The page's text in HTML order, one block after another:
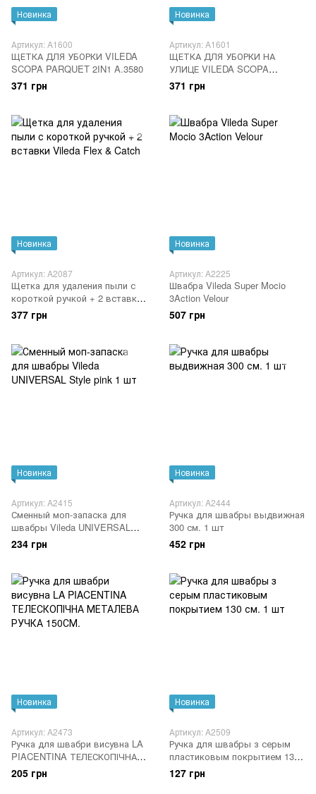
Новинка
Артикул: A1600
ЩЕТКА ДЛЯ УБОРКИ VILEDA
SCOPA PARQUET 2IN1 A.3580
371 грн
Новинка
Артикул: A1601
ЩЕТКА ДЛЯ УБОРКИ НА
УЛИЦЕ VILEDA SCOPA
ESTERNI A.112091
371 грн
Новинка
Артикул: A2087
Щетка для удаления пыли с
короткой ручкой + 2 вставки
Vileda Flex & Catch
377 грн
Новинка
Артикул: A2225
Швабра Vileda Super Mocio
3Action Velour
507 грн
Новинка
Артикул: A2415
Сменный моп-запаска для
швабры Vileda UNIVERSAL
Style pink 1 шт
234 грн
Новинка
Артикул: A2444
Ручка для швабры выдвижная
300 см. 1 шт
452 грн
Новинка
Артикул: A2473
Ручка для швабри висувна LA
PIACENTINA ТЕЛЕСКОПІЧНА
МЕТАЛЕВА РУЧКА 150СМ.
205 грн
Новинка
Артикул: A2509
Ручка для швабры з серым
пластиковым покрытием 130
см. 1 шт
127 грн